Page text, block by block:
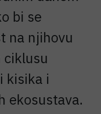
bi se
na njihovu
ciklusu
kisika i
ekosustava.